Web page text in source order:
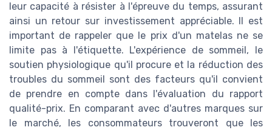
leur capacité à résister à l'épreuve du temps, assurant
ainsi un retour sur investissement appréciable. Il est
important de rappeler que le prix d'un matelas ne se
limite pas à l'étiquette. L'expérience de sommeil, le
soutien physiologique qu'il procure et la réduction des
troubles du sommeil sont des facteurs qu'il convient
de prendre en compte dans l'évaluation du rapport
qualité-prix. En comparant avec d'autres marques sur
le marché, les consommateurs trouveront que les